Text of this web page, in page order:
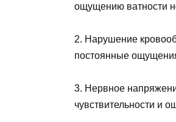
ощущению ватности
2. Нарушение
постоянные
3. Нервное
чувствительности и